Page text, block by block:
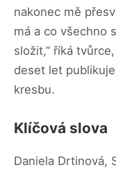
nakonec mě
má a co všechno
složit,” říká
deset let
kresbu.
Klíčová slova
Daniela Drtinová,